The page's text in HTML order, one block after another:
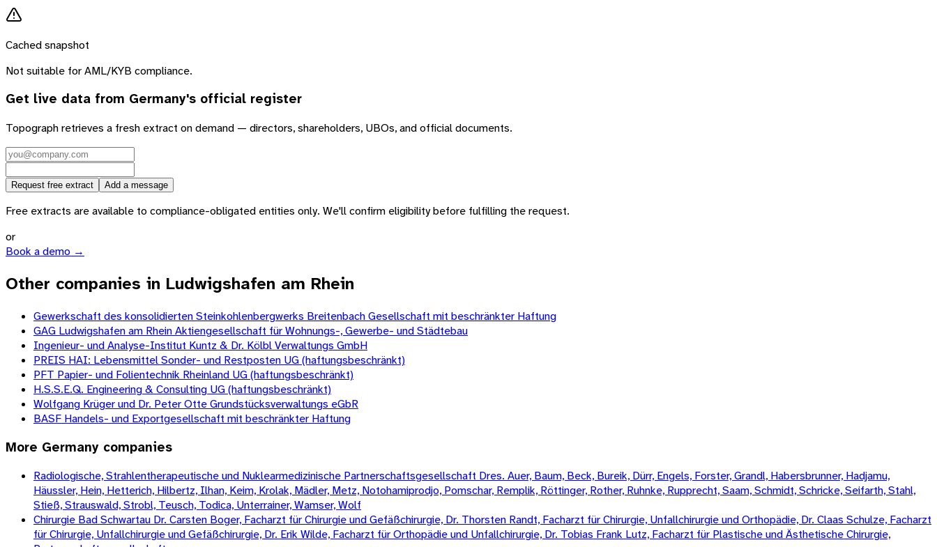
Cached snapshot
Not suitable for AML/KYB compliance.
Get live data from Germany's official register
Topograph retrieves a fresh extract on demand — directors, shareholders, UBOs, and official documents.
Request free extract Add a message
Free extracts are available to compliance-obligated entities only. We'll confirm eligibility before fulfilling the request.
or
Book a demo →
Other companies in Ludwigshafen am Rhein
Gewerkschaft des konsolidierten Steinkohlenbergwerks Breitenbach Gesellschaft mit beschränkter Haftung
GAG Ludwigshafen am Rhein Aktiengesellschaft für Wohnungs-, Gewerbe- und Städtebau
Ingenieur- und Analyse-Institut Kuntz & Dr. Kölbl Verwaltungs GmbH
PREIS HAI: Lebensmittel Sonder- und Restposten UG (haftungsbeschränkt)
PFT Papier- und Folientechnik Rheinland UG (haftungsbeschränkt)
H.S.S.E.Q. Engineering & Consulting UG (haftungsbeschränkt)
Wolfgang Krüger und Dr. Peter Otte Grundstücksverwaltungs eGbR
BASF Handels- und Exportgesellschaft mit beschränkter Haftung
More Germany companies
Radiologische, Strahlentherapeutische und Nuklearmedizinische Partnerschaftsgesellschaft Dres. Auer, Baum, Beck, Bureik, Dürr, Engels, Forster, Grandl, Habersbrunner, Hadjamu,
Häussler, Hein, Hetterich, Hilbertz, Ilhan, Keim, Krolak, Mädler, Metz, Notohamiprodjo, Pomschar, Remplik, Röttinger, Rother, Ruhnke, Rupprecht, Saam, Schmidt, Schricke, Seifarth, Stahl,
Stieß, Strauswald, Strobl, Teusch, Todica, Unterrainer, Wamser, Wolf
Chirurgie Bad Schwartau Dr. Carsten Boger, Facharzt für Chirurgie und Gefäßchirurgie, Dr. Thorsten Randt, Facharzt für Chirurgie, Unfallchirurgie und Orthopädie, Dr. Claas Schulze, Facharzt
für Chirurgie, Unfallchirurgie und Gefäßchirurgie, Dr. Erik Wilde, Facharzt für Orthopädie und Unfallchirurgie, Dr. Tobias Frank Lutz, Facharzt für Plastische und Ästhetische Chirurgie,